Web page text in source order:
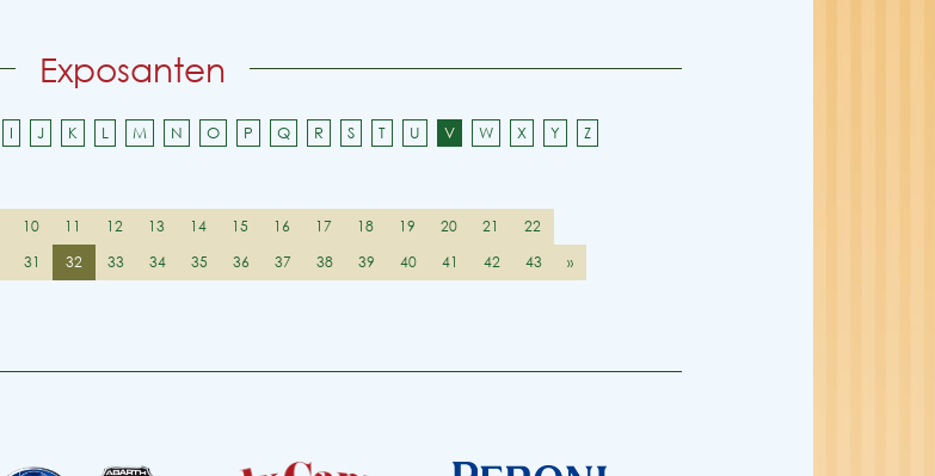
Exposanten
I J K L M N O P Q R S T U V W X Y Z
10 11 12 13 14 15 16 17 18 19 20 21
22
31 32 33 34 35 36 37 38 39 40 41 42 43 »